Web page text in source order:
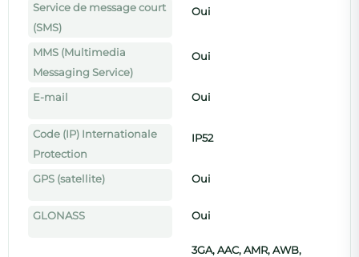
Service de message court
(SMS)
Oui
MMS (Multimedia
Messaging Service)
Oui
E-mail Oui
Code (IP) Internationale
Protection
IP52
GPS (satellite) Oui
GLONASS Oui
3GA, AAC, AMR, AWB,